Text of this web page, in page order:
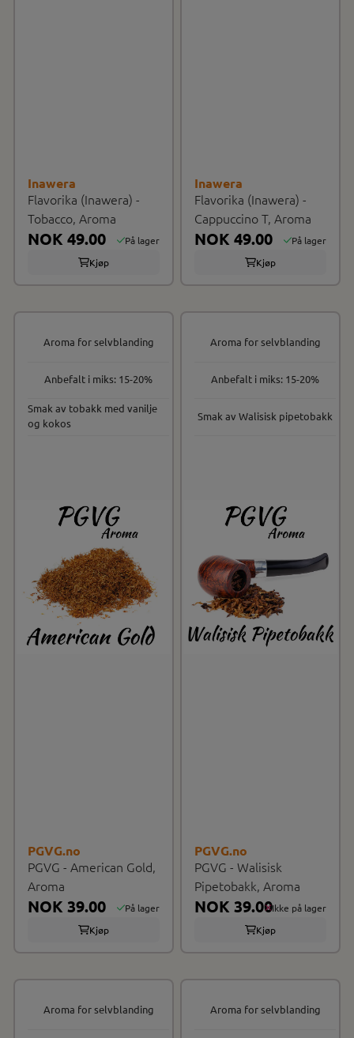
Inawera
Flavorika (Inawera) -
Tobacco, Aroma
NOK 49.00
På lager
Kjøp
Inawera
Flavorika (Inawera) -
Cappuccino T, Aroma
NOK 49.00
På lager
Kjøp
PGVG.no
PGVG - American Gold,
Aroma
NOK 39.00
På lager
Kjøp
Aroma for selvblanding
Anbefalt i miks: 15-20%
Smak av tobakk med vanilje
og kokos
PGVG.no
PGVG - Walisisk
Pipetobakk, Aroma
NOK 39.00Ikke på lager
Kjøp
Aroma for selvblanding
Anbefalt i miks: 15-20%
Smak av Walisisk pipetobakk
Aroma for selvblanding Aroma for selvblanding